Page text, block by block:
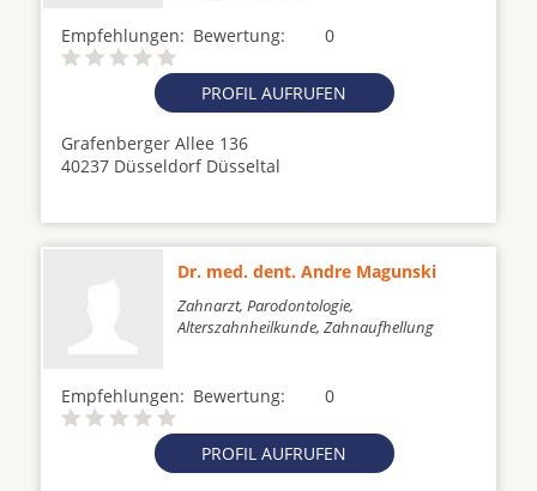
Empfehlungen: 0
Bewertung:
PROFIL AUFRUFEN
Grafenberger Allee 136
40237 Düsseldorf Düsseltal
Dr. med. dent. Andre Magunski
Zahnarzt, Parodontologie,
Alterszahnheilkunde, Zahnaufhellung
Empfehlungen: 0
Bewertung:
PROFIL AUFRUFEN